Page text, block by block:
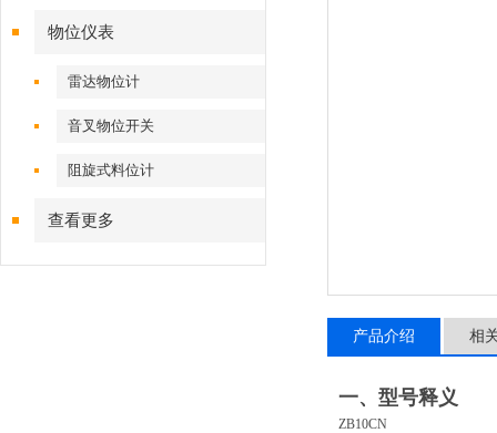
物位仪表
雷达物位计
音叉物位开关
阻旋式料位计
查看更多
产品介绍 相
一、型号释义
ZB10CN